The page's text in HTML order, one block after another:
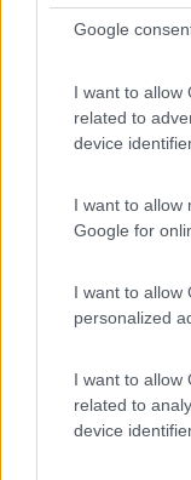
Google
I want to allow
related to
device
I want to allow
Google for
I want to allow
personalized
I want to allow
related to
device
Servizi /
Campeggio
Rauchenbichlerstrasse